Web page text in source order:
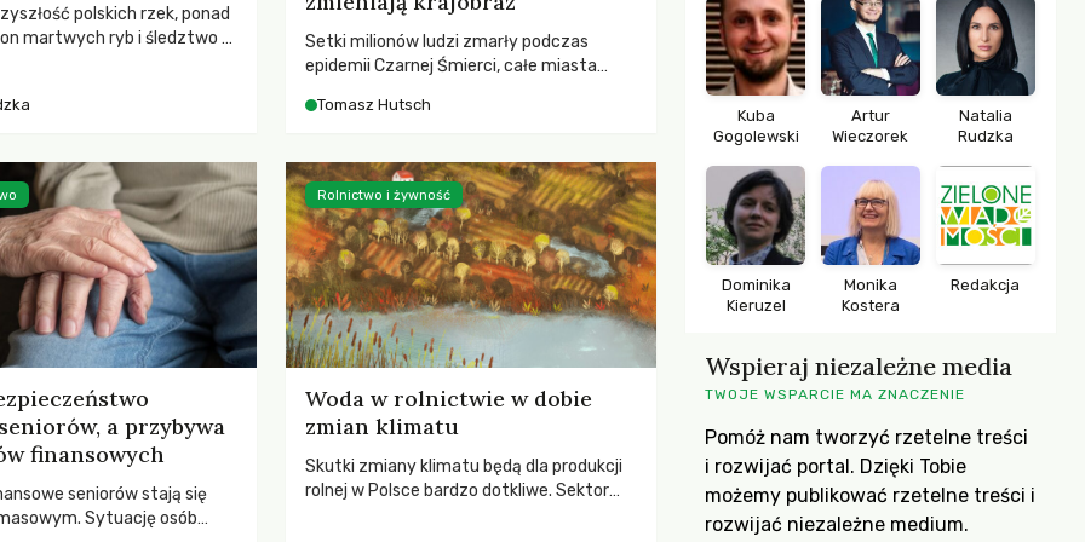
polskich rzek, ponad
martwych ryb i śledztwo z
by prace modernizacyjne
śmierci rzeki.
Setki milionów ludzi zmarły podczas
epidemii Czarnej Śmierci, całe miasta
pierwsze liście nowych dębów rozwijały
podnosiła się po jednej z największych
katastrof w swoich dziejach.
Tomasz Hutsch
a przybywa
finansowych
seniorów stają się
Sytuację osób
Woda w rolnictwie w dobie
zmian klimatu
Skutki zmiany klimatu będą dla produkcji
rolnej w Polsce bardzo dotkliwe. Sektor
Rolnictwo i żywność
Kuba
Gogolewski
Artur
Wieczorek
Natalia
Rudzka
Dominika
Kieruzel
Monika
Kostera
Redakcja
Wspieraj niezależne media
TWOJE WSPARCIE MA ZNACZENIE
Pomóż nam tworzyć rzetelne treści
i rozwijać portal. Dzięki Tobie
możemy publikować rzetelne treści i
rozwijać niezależne medium.